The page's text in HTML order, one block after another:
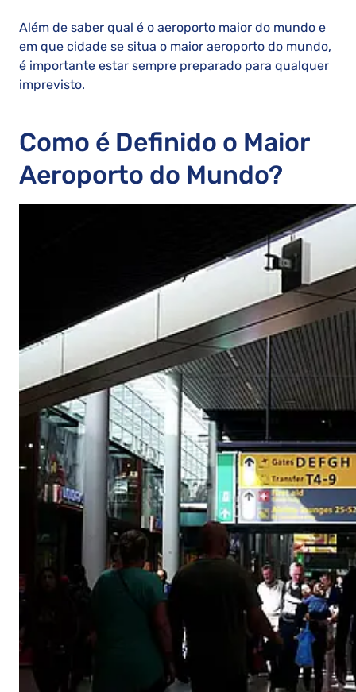
Além de saber qual é o aeroporto maior do mundo e
em que cidade se situa o maior aeroporto do mundo,
é importante estar sempre preparado para qualquer
imprevisto.
Como é Definido o Maior
Aeroporto do Mundo?